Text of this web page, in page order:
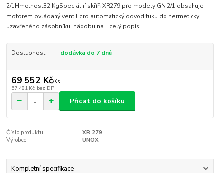
2/1Hmotnost32 KgSpeciální skříň XR279 pro modely GN 2/1 obsahuje
motorem ovládaný ventil pro automatický odvod tuku do hermeticky
uzavřeného zásobníku, nádobu na... celý popis
Dostupnost dodávka do 7 dnů
69 552 Kč/Ks
57 481 Kč bez DPH
Přidat do košíku
Číslo produktu:
XR 279
Výrobce:
UNOX
Kompletní specifikace